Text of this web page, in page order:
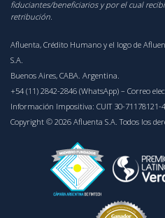
fiduciantes/beneficiarios y por el cual
retribución.
Afluenta, Crédito Humano y el logo de
S.A.
Buenos Aires, CABA. Argentina.
+54 (11) 2842-2846 (WhatsApp) – Correo
Información Impositiva: CUIT 30-71178121-4.
Copyright © 2026 Afluenta S.A. Todos los